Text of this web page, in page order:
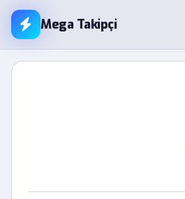
Mega Takipçi